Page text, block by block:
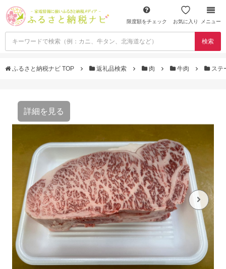
限度額をチェック お気に入り メニュー
検索
ふるさと納税ナビ TOP 返礼品検索 肉 牛肉 ステ
詳細を見る